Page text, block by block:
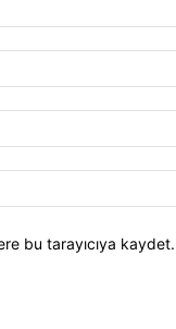
bu tarayıcıya kaydet.